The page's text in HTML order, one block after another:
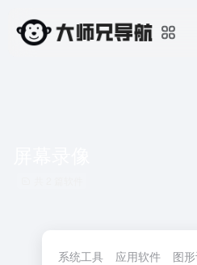
系统工具 应用软件 图